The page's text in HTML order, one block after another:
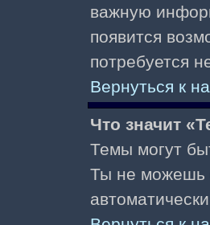
важную
появится
потребуется
Вернуться к
Что значит
Темы могут
Ты не можешь